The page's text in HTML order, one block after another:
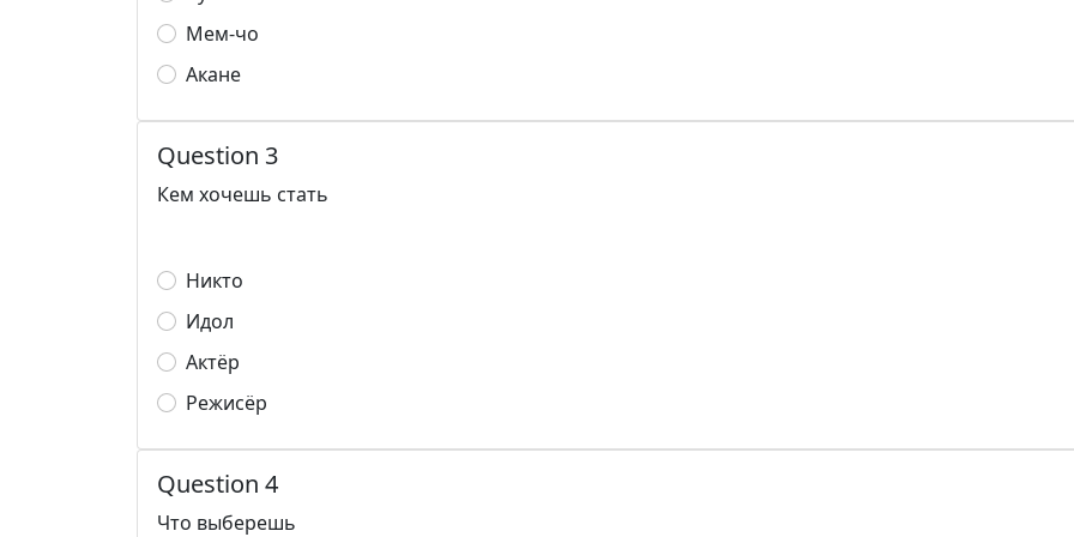
Мем-чо
Акане
Question 3
Кем хочешь стать
Никто
Идол
Актёр
Режисёр
Question 4
Что выберешь